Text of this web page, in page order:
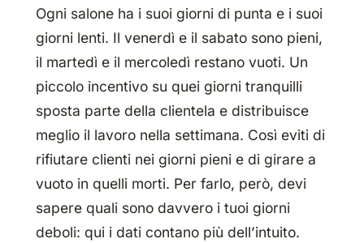
Ogni salone ha i suoi giorni di punta e i suoi
giorni lenti. Il venerdì e il sabato sono pieni,
il martedì e il mercoledì restano vuoti. Un
piccolo incentivo su quei giorni tranquilli
sposta parte della clientela e distribuisce
meglio il lavoro nella settimana. Così eviti di
rifiutare clienti nei giorni pieni e di girare a
vuoto in quelli morti. Per farlo, però, devi
sapere quali sono davvero i tuoi giorni
deboli: qui i dati contano più dell’intuito.